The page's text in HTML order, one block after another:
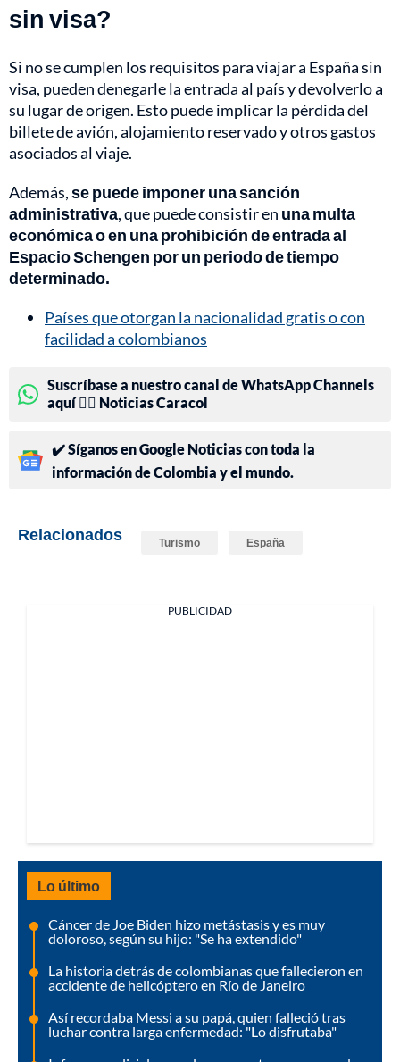
sin visa?
Si no se cumplen los requisitos para viajar a España sin
visa, pueden denegarle la entrada al país y devolverlo a
su lugar de origen. Esto puede implicar la pérdida del
billete de avión, alojamiento reservado y otros gastos
asociados al viaje.
Además,se puede imponer una sanción
administrativa, que puede consistir en una multa
económica o en una prohibición de entrada al
Espacio Schengen por un periodo de tiempo
determinado.
Países que otorgan la nacionalidad gratis o con
facilidad a colombianos
Suscríbase a nuestro canal de WhatsApp Channels
aquí 👉🏻 Noticias Caracol
✔️ Síganos en Google Noticias con toda la
información de Colombia y el mundo.
Relacionados Turismo España
PUBLICIDAD
Lo último
Cáncer de Joe Biden hizo metástasis y es muy
doloroso, según su hijo: "Se ha extendido"
La historia detrás de colombianas que fallecieron en
accidente de helicóptero en Río de Janeiro
Así recordaba Messi a su papá, quien falleció tras
luchar contra larga enfermedad: "Lo disfrutaba"